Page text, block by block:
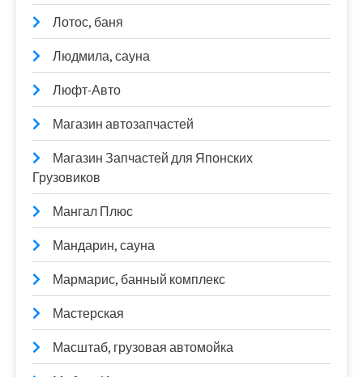
Лотос, баня
Людмила, сауна
Люфт-Авто
Магазин автозапчастей
Магазин Запчастей для Японских
Грузовиков
Мангал Плюс
Мандарин, сауна
Мармарис, банный комплекс
Мастерская
Масштаб, грузовая автомойка